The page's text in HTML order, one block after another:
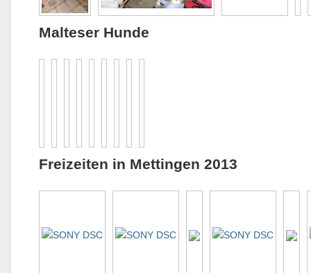
Malteser Hunde
Freizeiten in Mettingen 2013